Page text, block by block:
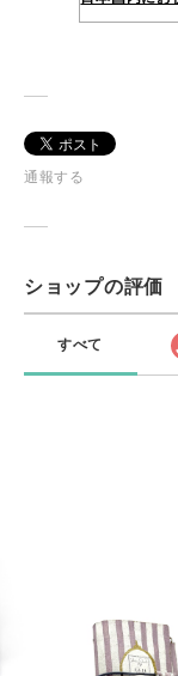
通報する
ショップの評価
すべて